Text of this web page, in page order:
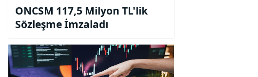
ONCSM 117,5 Milyon TL'lik
Sözleşme İmzaladı